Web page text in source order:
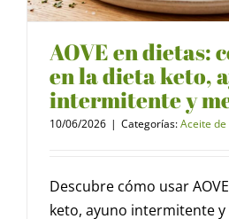
AOVE en dietas:
en la dieta keto,
intermitente y
10/06/2026 | Categorías:Aceite de
Descubre cómo usar
keto, ayuno intermitente